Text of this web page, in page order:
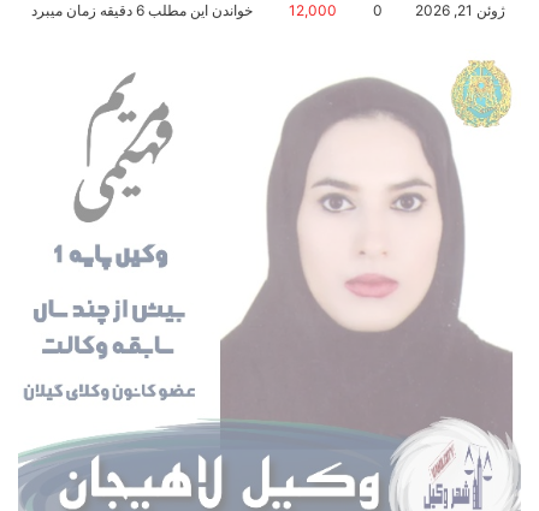
ژوئن 21, 2026 0
12,000 خواندن این مطلب 6 دقیقه زمان میبرد